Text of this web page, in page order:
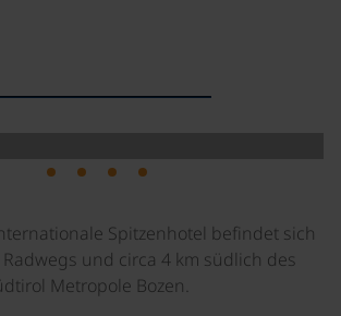
Spitzenhotel befindet sich
Radwegs und circa 4 km südlich des
Metropole Bozen.